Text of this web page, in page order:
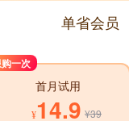
单省会员
一次
首月试用
¥14.9 ¥39